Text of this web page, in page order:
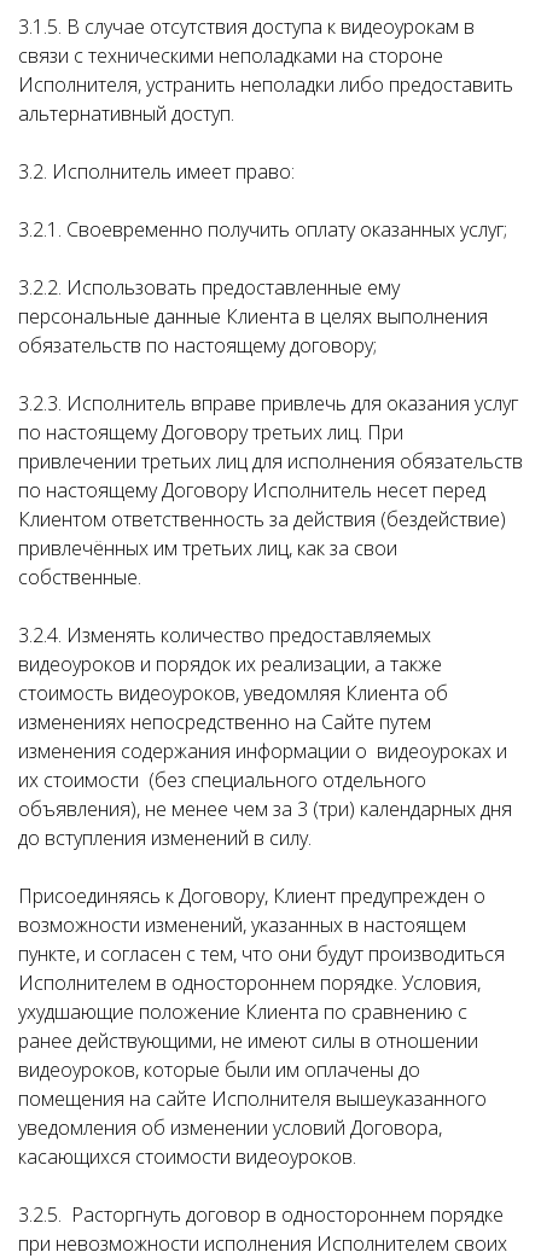
3.1.5. В случае отсутствия доступа к видеоурокам в
связи с техническими неполадками на стороне
Исполнителя, устранить неполадки либо предоставить
альтернативный доступ.
3.2. Исполнитель имеет право:
3.2.1. Своевременно получить оплату оказанных услуг;
3.2.2. Использовать предоставленные ему
персональные данные Клиента в целях выполнения
обязательств по настоящему договору;
3.2.3. Исполнитель вправе привлечь для оказания услуг
по настоящему Договору третьих лиц. При
привлечении третьих лиц для исполнения обязательств
по настоящему Договору Исполнитель несет перед
Клиентом ответственность за действия (бездействие)
привлечённых им третьих лиц, как за свои
собственные.
3.2.4. Изменять количество предоставляемых
видеоуроков и порядок их реализации, а также
стоимость видеоуроков, уведомляя Клиента об
изменениях непосредственно на Сайте путем
изменения содержания информации о видеоуроках и
их стоимости (без специального отдельного
объявления), не менее чем за 3 (три) календарных дня
до вступления изменений в силу.
Присоединяясь к Договору, Клиент предупрежден о
возможности изменений, указанных в настоящем
пункте, и согласен с тем, что они будут производиться
Исполнителем в одностороннем порядке. Условия,
ухудшающие положение Клиента по сравнению с
ранее действующими, не имеют силы в отношении
видеоуроков, которые были им оплачены до
помещения на сайте Исполнителя вышеуказанного
уведомления об изменении условий Договора,
касающихся стоимости видеоуроков.
3.2.5. Расторгнуть договор в одностороннем порядке
при невозможности исполнения Исполнителем своих